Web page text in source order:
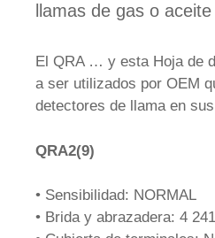
llamas de gas o
El QRA … y esta Hoja de
a ser utilizados por OEM
detectores de llama en
QRA2(9)
• Sensibilidad: NORMAL
• Brida y abrazadera: 4